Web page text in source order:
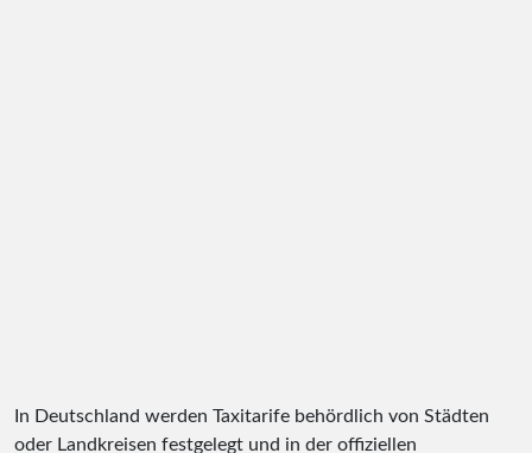
In Deutschland werden Taxitarife behördlich von Städten
oder Landkreisen festgelegt und in der offiziellen